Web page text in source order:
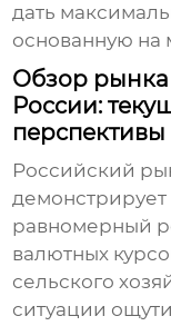
дать
основанную на
Обзор рынка
России:
перспективы
Российский
демонстрирует
равномерный
валютных
сельского
ситуации